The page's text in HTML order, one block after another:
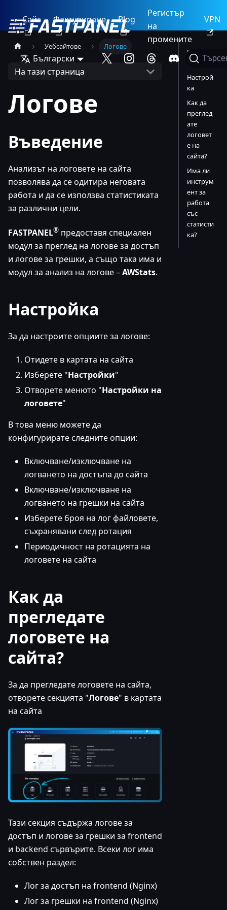
Сайт Фактуриране Blog
Регистър
на
промените
VPN
Български
Уебсайтове Логове
На тази страница
Логове
Въведение
Анализът на логовете на сайта
позволява да се одитира неговата
работа и да се използва статистиката
за различни цели.
FASTPANEL® предоставя специален
модул за преглед на логове за достъп
и логове за грешки, а също така има и
модул за анализ на логове –AWStats.
Настройка
За да настроите опциите за логове:
Отидете в картата на сайта
Изберете "Настройки"
Отворете менюто "Настройки на
логовете"
В това меню можете да
конфигурирате следните опции:
Включване/изключване на
логването на достъпа до сайта
Включване/изключване на
логването на грешки на сайта
Изберете броя на лог файловете,
съхранявани след ротация
Периодичност на ротацията на
логовете на сайта
Как да
прегледате
логовете на
сайта?
За да прегледате логовете на сайта,
отворете секцията "Логове" в картата
на сайта
Тази секция съдържа логове за
достъп и логове за грешки за frontend
и backend сървърите. Всеки лог има
собствен раздел:
Лог за достъп на frontend (Nginx)
Лог за грешки на frontend (Nginx)
Въведен
ие
Настрой
ка
Как да
преглед
ате
логовет
е на
сайта?
Има ли
инструм
ент за
работа
със
статисти
ка?